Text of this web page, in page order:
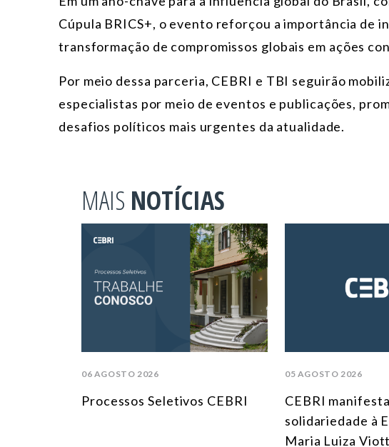
Cúpula BRICS+, o evento reforçou a importância de
transformação de compromissos globais em ações
Por meio dessa parceria, CEBRI e TBI seguirão
especialistas por meio de eventos e publicações,
desafios políticos mais urgentes da atualidade.
MAIS NOTÍCIAS
06 AGOSTO 2026
Processos Seletivos CEBRI
05 AGOSTO 2026
CEBRI manifesta
solidariedade à
Maria Luiza